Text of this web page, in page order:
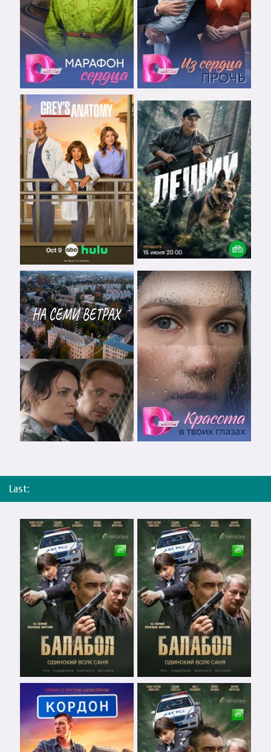
Last: